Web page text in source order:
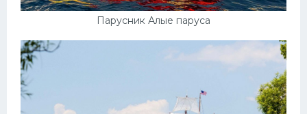
Парусник Алые паруса